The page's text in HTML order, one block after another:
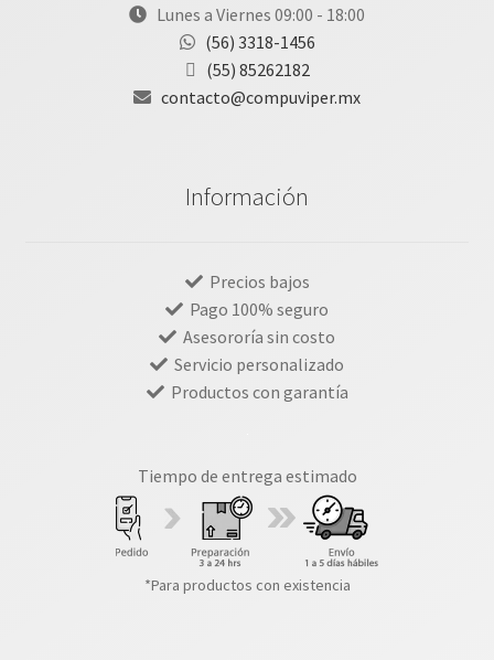
Lunes a Viernes 09:00 - 18:00
(56) 3318-1456
(55) 85262182
contacto@compuviper.mx
Información
Precios bajos
Pago 100% seguro
Asesororía sin costo
Servicio personalizado
Productos con garantía
Tiempo de entrega estimado
*Para productos con existencia